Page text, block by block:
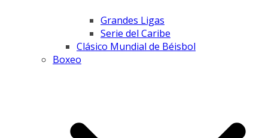
Grandes Ligas
Serie del Caribe
Clásico Mundial de Béisbol
Boxeo